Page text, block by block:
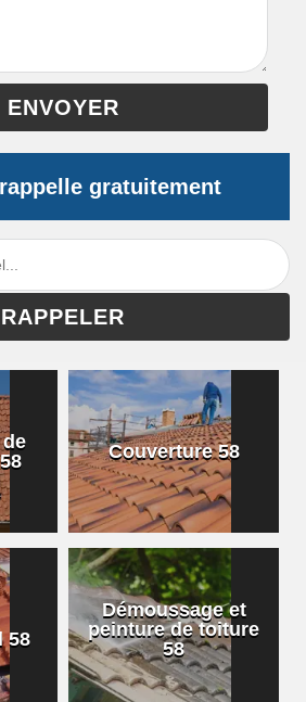
gratuitement
Couverture 58
58
Démoussage et
peinture de toiture
58